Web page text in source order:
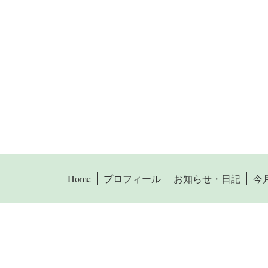
Home プロフィール お知らせ・日記 今